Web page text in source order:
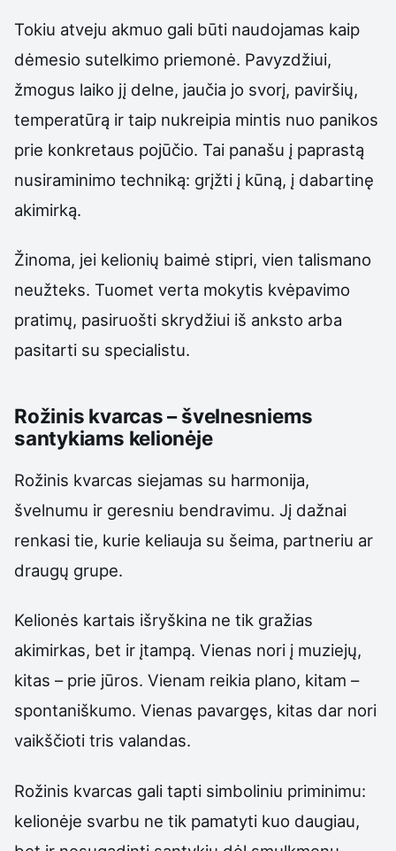
Tokiu atveju akmuo gali būti naudojamas kaip
dėmesio sutelkimo priemonė. Pavyzdžiui,
žmogus laiko jį delne, jaučia jo svorį, paviršių,
temperatūrą ir taip nukreipia mintis nuo panikos
prie konkretaus pojūčio. Tai panašu į paprastą
nusiraminimo techniką: grįžti į kūną, į dabartinę
akimirką.
Žinoma, jei kelionių baimė stipri, vien talismano
neužteks. Tuomet verta mokytis kvėpavimo
pratimų, pasiruošti skrydžiui iš anksto arba
pasitarti su specialistu.
Rožinis kvarcas – švelnesniems
santykiams kelionėje
Rožinis kvarcas siejamas su harmonija,
švelnumu ir geresniu bendravimu. Jį dažnai
renkasi tie, kurie keliauja su šeima, partneriu ar
draugų grupe.
Kelionės kartais išryškina ne tik gražias
akimirkas, bet ir įtampą. Vienas nori į muziejų,
kitas – prie jūros. Vienam reikia plano, kitam –
spontaniškumo. Vienas pavargęs, kitas dar nori
vaikščioti tris valandas.
Rožinis kvarcas gali tapti simboliniu priminimu:
kelionėje svarbu ne tik pamatyti kuo daugiau,